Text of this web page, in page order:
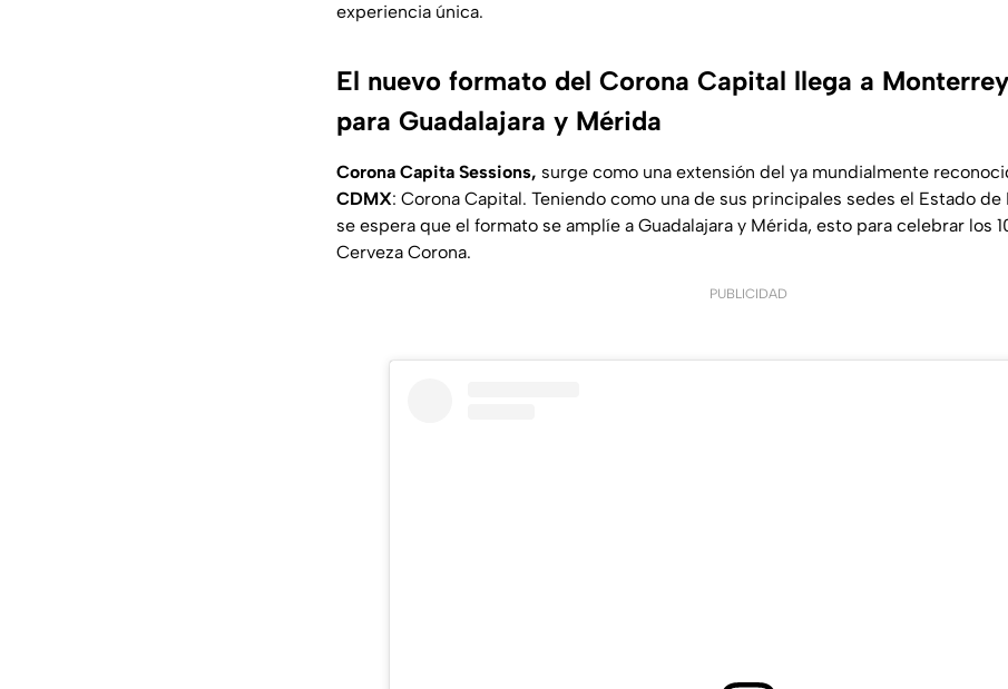
experiencia única.
El nuevo formato del Corona Capital llega a
para Guadalajara y Mérida
Corona Capita Sessions, surge como una extensión del ya mundialmente
CDMX: Corona Capital. Teniendo como una de sus principales sedes el Estado
se espera que el formato se amplíe a Guadalajara y Mérida, esto para celebrar los
Cerveza Corona.
PUBLICIDAD